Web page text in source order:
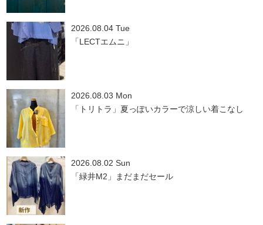
2026.08.04 Tue
「LECTエムニ」
2026.08.03 Mon
「トリトラ」夏っぽいカラーで涼しい着こなし
2026.08.02 Sun
「緑井M2」まだまだセール